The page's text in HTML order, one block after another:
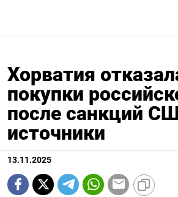
Хорватия
покупки
после санкций
источники
13.11.2025